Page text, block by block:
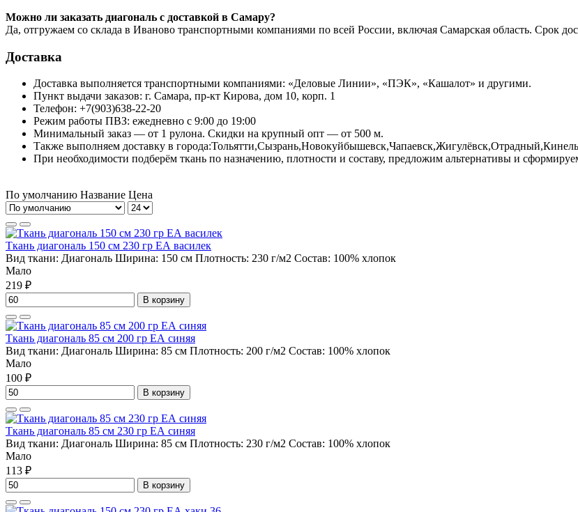
Можно ли заказать диагональ с доставкой в Самару?
Да, отгружаем со склада в Иваново транспортными компаниями по всей России, включая Самарская область. Срок
Доставка
Доставка выполняется транспортными компаниями: «Деловые Линии», «ПЭК», «Кашалот» и другими.
Пункт выдачи заказов: г. Самара, пр-кт Кирова, дом 10, корп. 1
Телефон: +7(903)638-22-20
Режим работы ПВЗ: ежедневно с 9:00 до 19:00
Минимальный заказ — от 1 рулона. Скидки на крупный опт — от 500 м.
Также выполняем доставку в
При необходимости подберём ткань по назначению, плотности и составу, предложим альтернативы и
По умолчанию Название Цена
Ткань диагональ 150 см 230 гр ЕА василек
Вид ткани: Диагональ Ширина: 150 см Плотность: 230 г/м2 Состав: 100% хлопок
Мало
219 ₽
В корзину
Ткань диагональ 85 см 200 гр ЕА синяя
Вид ткани: Диагональ Ширина: 85 см Плотность: 200 г/м2 Состав: 100% хлопок
Мало
100 ₽
В корзину
Ткань диагональ 85 см 230 гр ЕА синяя
Вид ткани: Диагональ Ширина: 85 см Плотность: 230 г/м2 Состав: 100% хлопок
Мало
113 ₽
В корзину